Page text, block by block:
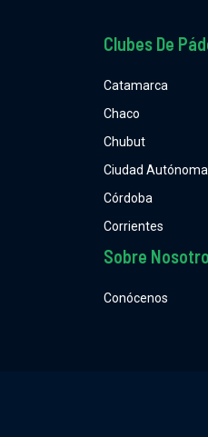
Clubes De
Catamarca
Chaco
Chubut
Ciudad
Córdoba
Corrientes
Sobre
Conócenos